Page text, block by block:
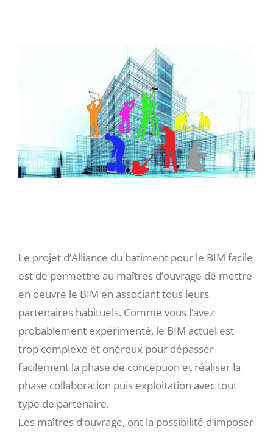
Le projet d’Alliance du batiment pour le BIM facile
est de permettre au maîtres d’ouvrage de mettre
en oeuvre le BIM en associant tous leurs
partenaires habituels. Comme vous l’avez
probablement expérimenté, le BIM actuel est
trop complexe et onéreux pour dépasser
facilement la phase de conception et réaliser la
phase collaboration puis exploitation avec tout
type de partenaire.
Les maîtres d’ouvrage, ont la possibilité d’imposer